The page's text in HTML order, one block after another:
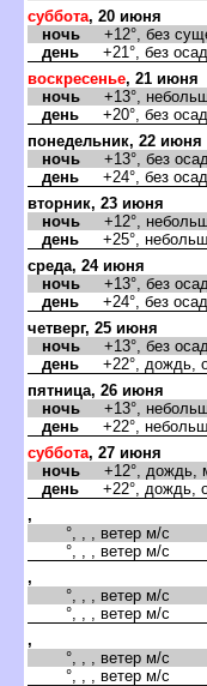
суббота, 20 июня
ночь +12°, без
день +21°, без
оскресенье, 21 июня
ночь +13°,
день +20°, без
понедельник, 22 июня
ночь +13°, без
день +24°, без
торник, 23 июня
ночь +12°,
день +25°,
среда, 24 июня
ночь +13°, без
день +24°, без
четверг, 25 июня
ночь +13°, без
день +22°, дождь,
пятница, 26 июня
ночь +13°,
день +22°,
суббота, 27 июня
ночь +12°, дождь,
день +22°, дождь,
,
°, , , ветер м/с
°, , , ветер м/с
,
°, , , ветер м/с
°, , , ветер м/с
,
°, , , ветер м/с
°, , , ветер м/с